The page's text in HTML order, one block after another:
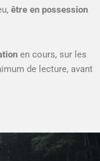
être en possession
en cours, sur les
de lecture, avant